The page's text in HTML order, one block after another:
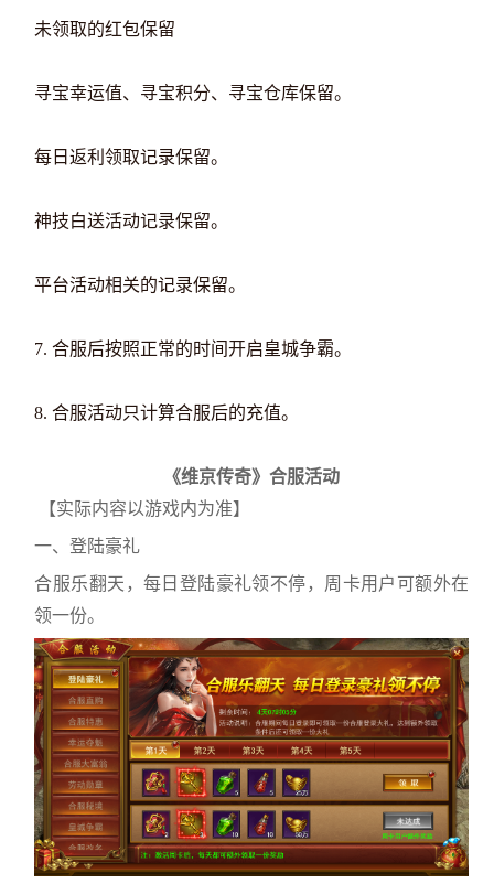
未领取的红包保留
寻宝幸运值、寻宝积分、寻宝仓库保留。
每日返利领取记录保留。
神技白送活动记录保留。
平台活动相关的记录保留。
7. 合服后按照正常的时间开启皇城争霸。
8. 合服活动只计算合服后的充值。
《维京传奇》合服活动
【实际内容以游戏内为准】
一、登陆豪礼
合服乐翻天，每日登陆豪礼领不停，周卡用户可额外在
领一份。